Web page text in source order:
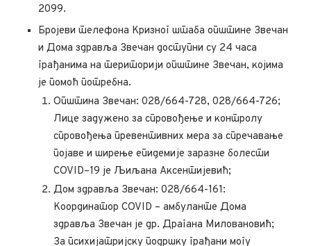
2099.
Бројеви телефона Кризног штаба општине Звечан
и Дома здравља Звечан доступни су 24 часа
грађанима на територији општине Звечан, којима
је помоћ потребна.
Општина Звечан: 028/664-728, 028/664-726;
Лице задужено за спровођење и контролу
спровођења превентивних мера за спречавање
појаве и ширење епидемије заразне болести
COVID–19 је Љиљана Аксентијевић;
Дом здравља Звечан: 028/664-161:
Координатор COVID – амбуланте Дома
здравља Звечан је др. Драгана Миловановић;
За психијатријску подршку грађани могу